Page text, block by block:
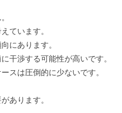
ています。
にあります。
干渉する可能性が高いです。
スは圧倒的に少ないです。
あります。